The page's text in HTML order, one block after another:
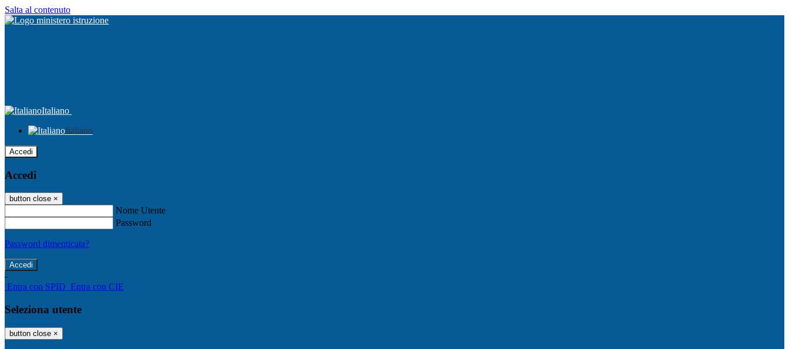
Salta al contenuto
Italiano
Italiano
Accedi
Accedi
button close ×
Nome Utente
Password
Password dimenticata?
-
Entra con SPID Entra con CIE
Seleziona utente
button close ×